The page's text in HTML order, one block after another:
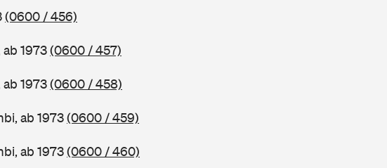
(0600 / 456)
ab 1973(0600 / 457)
ab 1973(0600 / 458)
ab 1973(0600 / 459)
ab 1973(0600 / 460)